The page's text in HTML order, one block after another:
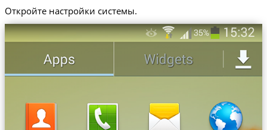
Откройте настройки системы.